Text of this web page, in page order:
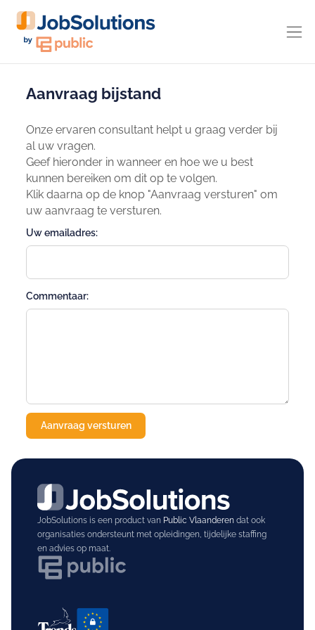
Aanvraag bijstand
Onze ervaren consultant helpt u graag verder bij
al uw vragen.
Geef hieronder in wanneer en hoe we u best
kunnen bereiken om dit op te volgen.
Klik daarna op de knop "Aanvraag versturen" om
uw aanvraag te versturen.
Uw emailadres:
Commentaar:
JobSolutions is een product van Public Vlaanderendat ook
organisaties ondersteunt met opleidingen, tijdelijke staffing
en advies op maat.